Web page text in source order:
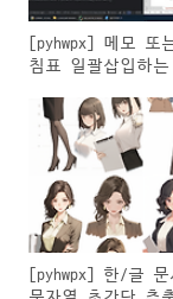
[pyhwpx] 메모 또
침표 일괄삽입하는
[pyhwpx] 한/글